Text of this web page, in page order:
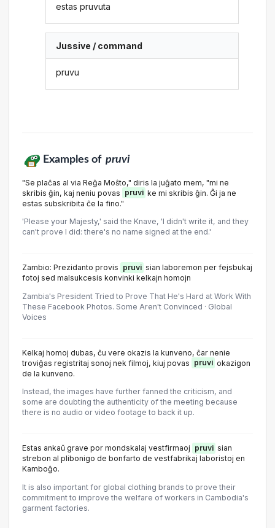
estas pruvuta
Jussive / command
pruvu
Examples of pruvi
"Se plaĉas al via Reĝa Moŝto," diris la juĝato mem, "mi ne
skribis ĝin, kaj neniu povas pruvi ke mi skribis ĝin. Ĝi ja ne
estas subskribita ĉe la fino."
'Please your Majesty,' said the Knave, 'I didn't write it, and they
can't prove I did: there's no name signed at the end.'
Zambio: Prezidanto provis pruvi sian laboremon per fejsbukaj
fotoj sed malsukcesis konvinki kelkajn homojn
Zambia's President Tried to Prove That He's Hard at Work With
These Facebook Photos. Some Aren't Convinced · Global
Voices
Kelkaj homoj dubas, ĉu vere okazis la kunveno, ĉar nenie
troviĝas registritaj sonoj nek filmoj, kiuj povas pruvi okazigon
de la kunveno.
Instead, the images have further fanned the criticism, and
some are doubting the authenticity of the meeting because
there is no audio or video footage to back it up.
Estas ankaŭ grave por mondskalaj vestfirmaoj pruvi sian
strebon al plibonigo de bonfarto de vestfabrikaj laboristoj en
Kamboĝo.
It is also important for global clothing brands to prove their
commitment to improve the welfare of workers in Cambodia's
garment factories.